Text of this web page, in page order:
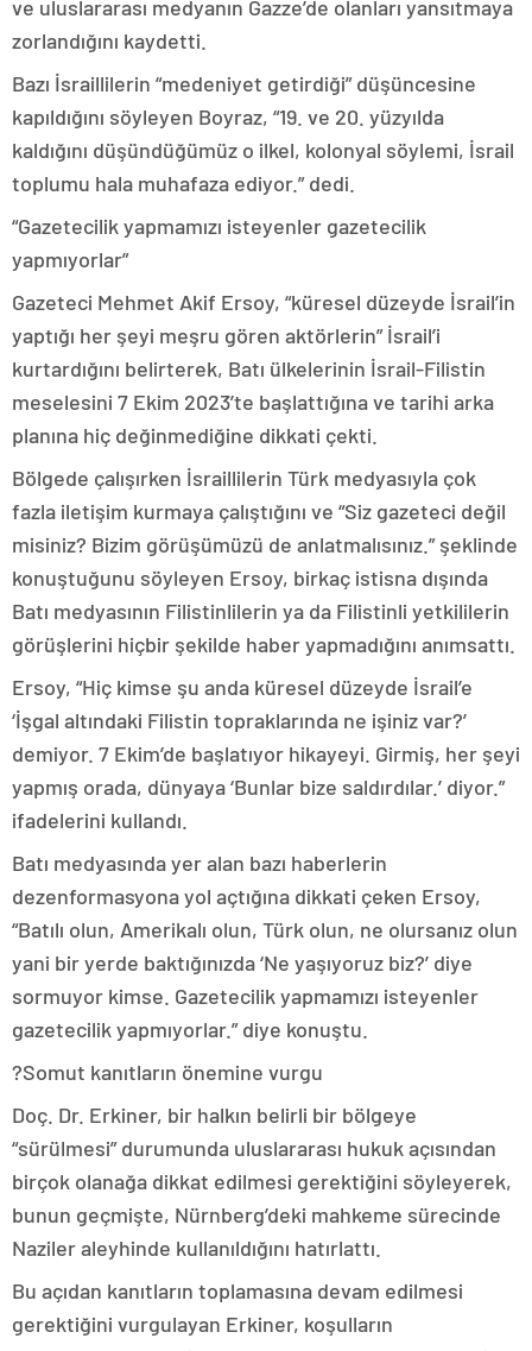
ve uluslararası medyanın Gazze’de olanları yansıtmaya
zorlandığını kaydetti.
Bazı İsraillilerin “medeniyet getirdiği” düşüncesine
kapıldığını söyleyen Boyraz, “19. ve 20. yüzyılda
kaldığını düşündüğümüz o ilkel, kolonyal söylemi, İsrail
toplumu hala muhafaza ediyor.” dedi.
“Gazetecilik yapmamızı isteyenler gazetecilik
yapmıyorlar”
Gazeteci Mehmet Akif Ersoy, “küresel düzeyde İsrail’in
yaptığı her şeyi meşru gören aktörlerin” İsrail’i
kurtardığını belirterek, Batı ülkelerinin İsrail-Filistin
meselesini 7 Ekim 2023’te başlattığına ve tarihi arka
planına hiç değinmediğine dikkati çekti.
Bölgede çalışırken İsraillilerin Türk medyasıyla çok
fazla iletişim kurmaya çalıştığını ve “Siz gazeteci değil
misiniz? Bizim görüşümüzü de anlatmalısınız.” şeklinde
konuştuğunu söyleyen Ersoy, birkaç istisna dışında
Batı medyasının Filistinlilerin ya da Filistinli yetkililerin
görüşlerini hiçbir şekilde haber yapmadığını anımsattı.
Ersoy, “Hiç kimse şu anda küresel düzeyde İsrail’e
‘İşgal altındaki Filistin topraklarında ne işiniz var?’
demiyor. 7 Ekim’de başlatıyor hikayeyi. Girmiş, her şeyi
yapmış orada, dünyaya ‘Bunlar bize saldırdılar.’ diyor.”
ifadelerini kullandı.
Batı medyasında yer alan bazı haberlerin
dezenformasyona yol açtığına dikkati çeken Ersoy,
“Batılı olun, Amerikalı olun, Türk olun, ne olursanız olun
yani bir yerde baktığınızda ‘Ne yaşıyoruz biz?’ diye
sormuyor kimse. Gazetecilik yapmamızı isteyenler
gazetecilik yapmıyorlar.” diye konuştu.
?Somut kanıtların önemine vurgu
Doç. Dr. Erkiner, bir halkın belirli bir bölgeye
“sürülmesi” durumunda uluslararası hukuk açısından
birçok olanağa dikkat edilmesi gerektiğini söyleyerek,
bunun geçmişte, Nürnberg’deki mahkeme sürecinde
Naziler aleyhinde kullanıldığını hatırlattı.
Bu açıdan kanıtların toplamasına devam edilmesi
gerektiğini vurgulayan Erkiner, koşulların